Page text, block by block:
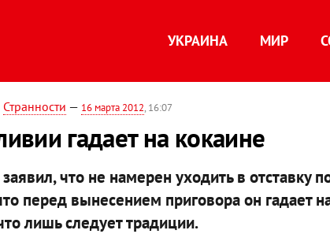
УКРАИНА МИР
Странности — 16 марта 2012, 16:07
гадает на кокаине
что не намерен уходить в отставку
перед вынесением приговора он гадает
лишь следует традиции.